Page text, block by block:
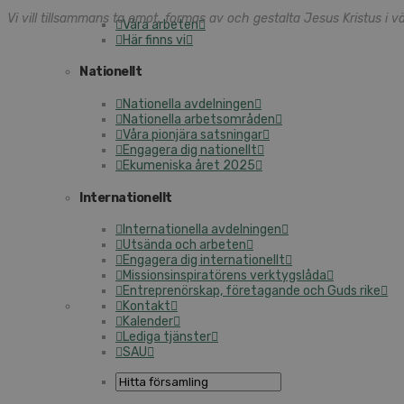
Våra arbeten
Här finns vi
Nationellt
Nationella avdelningen
Nationella arbetsområden
Våra pionjära satsningar
Engagera dig nationellt
Ekumeniska året 2025
Internationellt
Internationella avdelningen
Utsända och arbeten
Engagera dig internationellt
Missionsinspiratörens verktygslåda
Entreprenörskap, företagande och Guds rike
Kontakt
Kalender
Lediga tjänster
SAU
Vi vill tillsammans ta emot, formas av och gestalta Jesus Kristus i